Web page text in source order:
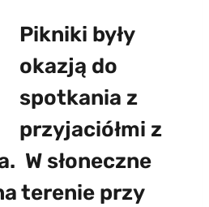
Pikniki były
okazją do
spotkania z
przyjaciółmi z
W słoneczne
terenie przy